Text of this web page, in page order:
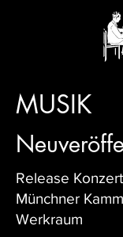
MUSIK
Release
Münchner
Werkraum